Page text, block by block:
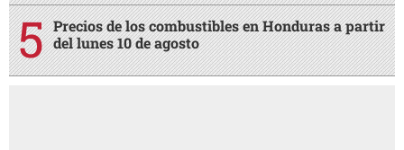
Precios de los combustibles en Honduras a partir
del lunes 10 de agosto